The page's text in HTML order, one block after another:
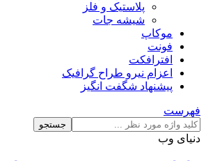
پلاستیک و فلز
شیشه جات
موکاپ
فونت
افترافکت
اعزام نیرو طراح گرافیک
پیشنهاد شگفت انگیز
فهرست
جستجو
دنیای وب